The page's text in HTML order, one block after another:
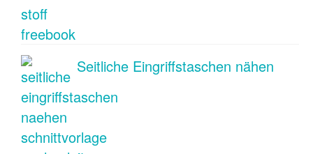
Seitliche Eingriffstaschen nähen